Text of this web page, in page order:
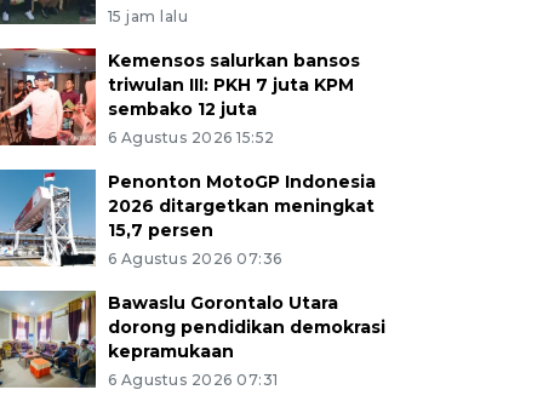
15 jam lalu
Kemensos salurkan bansos
triwulan III: PKH 7 juta KPM
sembako 12 juta
6 Agustus 2026 15:52
Penonton MotoGP Indonesia
2026 ditargetkan meningkat
15,7 persen
6 Agustus 2026 07:36
Bawaslu Gorontalo Utara
dorong pendidikan demokrasi
kepramukaan
6 Agustus 2026 07:31